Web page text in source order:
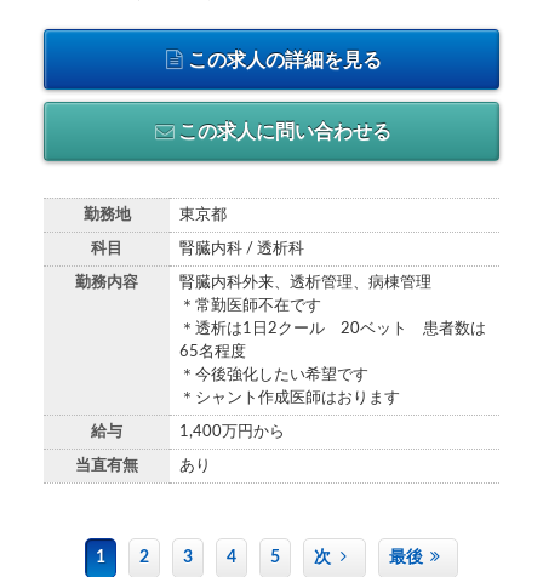
この求人の詳細を見る
この求人に問い合わせる
勤務地 東京都
科目 腎臓内科 / 透析科
勤務内容
腎臓内科外来、透析管理、病棟管理
＊常勤医師不在です
＊透析は1日2クール 20ベット 患者数は
65名程度
＊今後強化したい希望です
＊シャント作成医師はおります
給与 1,400万円から
当直有無 あり
1 2 3 4 5 次 最後